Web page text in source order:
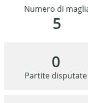
5
Numero di
0
Partite disputate